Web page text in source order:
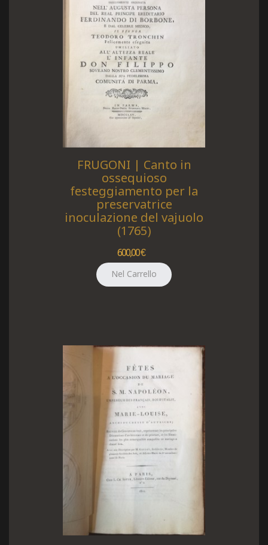
FRUGONI | Canto in
ossequioso
festeggiamento per la
preservatrice
inoculazione del vajuolo
(1765)
600,00 €